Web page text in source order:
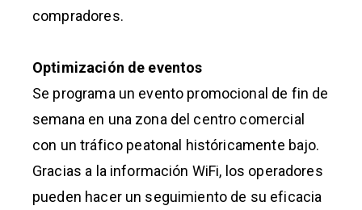
compradores.
Optimización de eventos
Se programa un evento promocional de fin de
semana en una zona del centro comercial
con un tráfico peatonal históricamente bajo.
Gracias a la información WiFi, los operadores
pueden hacer un seguimiento de su eficacia